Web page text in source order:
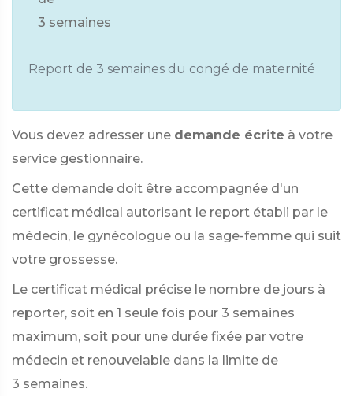
Report de 3 semaines du congé de maternité
3 semaines
Vous devez adresser une demande écrite à votre
service gestionnaire.
Cette demande doit être accompagnée d'un
certificat médical autorisant le report établi par le
médecin, le gynécologue ou la sage-femme qui suit
votre grossesse.
Le certificat médical précise le nombre de jours à
reporter, soit en 1 seule fois pour 3 semaines
maximum, soit pour une durée fixée par votre
médecin et renouvelable dans la limite de
3 semaines.